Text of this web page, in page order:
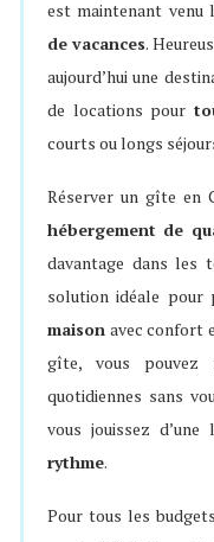
est maintenant
de vacances.
aujourd’hui une
de locations pour
courts ou longs
Réserver un gîte en
hébergement de
davantage dans les
solution idéale pour
maison avec confort
gîte, vous pouvez
quotidiennes sans
vous jouissez
rythme.
Pour tous les